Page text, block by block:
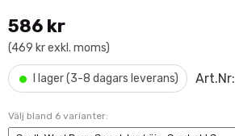
586 kr
(469 kr exkl. moms)
• I lager (3-8 dagars leverans) Art.Nr:
Välj bland 6 varianter: